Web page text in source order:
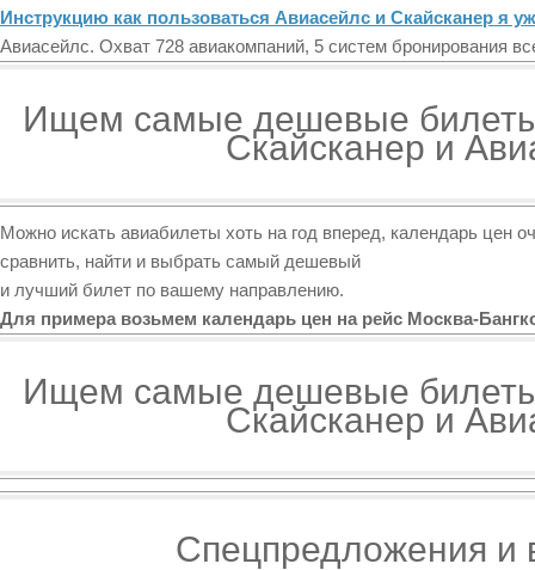
Инструкцию как пользоваться Авиасейлс и Скайсканер я
Авиасейлс. Охват 728 авиакомпаний, 5 систем бронирования
Ищем самые дешевые
Скайсканер и
Можно искать авиабилеты хоть на год вперед, календарь цен
сравнить, найти и выбрать самый дешевый
и лучший билет по вашему направлению.
Для примера возьмем календарь цен на рейс Москва-
Ищем самые дешевые
Скайсканер и
Спецпредложения и